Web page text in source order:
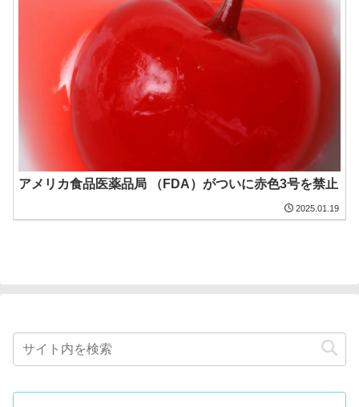
アメリカ食品医薬品局 （FDA）がついに赤色3号を禁止
2025.01.19